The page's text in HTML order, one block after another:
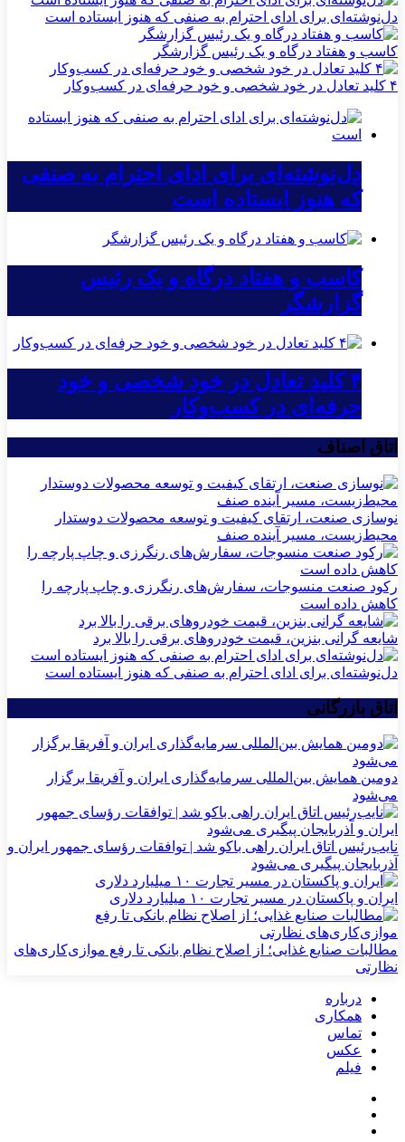
دل‌نوشته‌ای برای ادای احترام به صنفی که هنوز ایستاده است
کاسب و هفتاد درگاه و یک رئیس گزارشگر
۴ کلید تعادل در خود شخصی و خود حرفه‌ای در کسب‌وکار
دل‌نوشته‌ای برای ادای احترام به صنفی
که هنوز ایستاده است
کاسب و هفتاد درگاه و یک رئیس
گزارشگر
۴ کلید تعادل در خود شخصی و خود
حرفه‌ای در کسب‌وکار
اتاق اصناف
نوسازی صنعت، ارتقای کیفیت و توسعه محصولات دوستدار
محیط‌زیست، مسیر آینده صنف
رکود صنعت منسوجات، سفارش‌های رنگرزی و چاپ پارچه را
کاهش داده است
شایعه گرانی بنزین، قیمت خودروهای برقی را بالا برد
دل‌نوشته‌ای برای ادای احترام به صنفی که هنوز ایستاده است
اتاق بازرگانی
دومین همایش بین‌المللی سرمایه‌گذاری ایران و آفریقا برگزار
می‌شود
نایب‌رئیس اتاق ایران راهی باکو شد | توافقات رؤسای جمهور ایران و
آذربایجان پیگیری می‌شود
ایران و پاکستان در مسیر تجارت ۱۰ میلیارد دلاری
مطالبات صنایع غذایی؛ از اصلاح نظام بانکی تا رفع موازی‌کاری‌های
نظارتی
درباره
همکاری
تماس
عکس
فیلم